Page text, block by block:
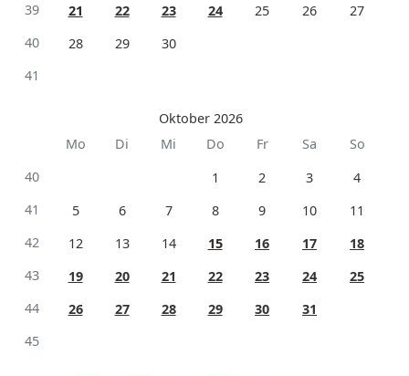
39
21 22 23 24 25 26
27
40
28 29
30
41
Oktober 2026
Mo
Di Mi Do Fr Sa
So
40
1 2 3
4
41
5 6 7 8 9 10
11
42
12 13 14 15 16 17
18
43
19 20 21 22 23 24
25
44
26 27 28 29 30
31
45